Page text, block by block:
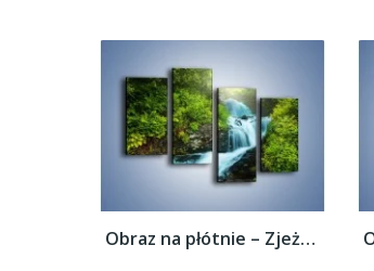
Obraz na płótnie – Zjeżdżalnia z wodospadu...